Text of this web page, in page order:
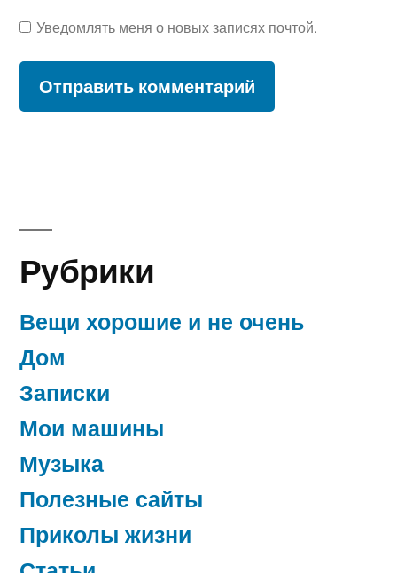
Уведомлять меня о новых записях почтой.
Рубрики
Вещи хорошие и не очень
Дом
Записки
Мои машины
Музыка
Полезные сайты
Приколы жизни